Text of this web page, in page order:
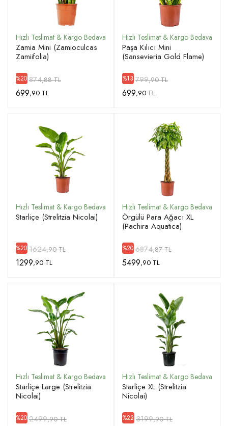
Zamia Mini (Zamioculcas
Zamiifolia)
%20 874,88 TL
699,90 TL
Paşa Kılıcı Mini
(Sansevieria Gold Flame)
%13 799,90 TL
699,90 TL
Starliçe (Strelitzia Nicolai)
%20 1624,90 TL
1299,90 TL
Örgülü Para Ağacı XL
(Pachira Aquatica)
%20 6874,87 TL
5499,90 TL
Starliçe Large (Strelitzia
Nicolai)
%20 2499,90 TL
Starliçe XL (Strelitzia
Nicolai)
%22 3199,90 TL